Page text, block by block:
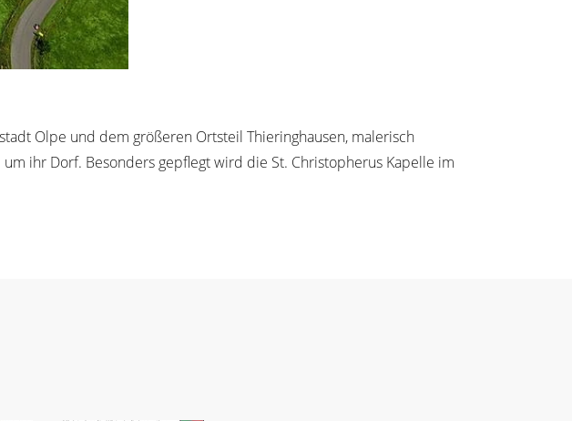
Olpe und dem größeren Ortsteil Thieringhausen, malerisch
ihr Dorf. Besonders gepflegt wird die St. Christopherus Kapelle im